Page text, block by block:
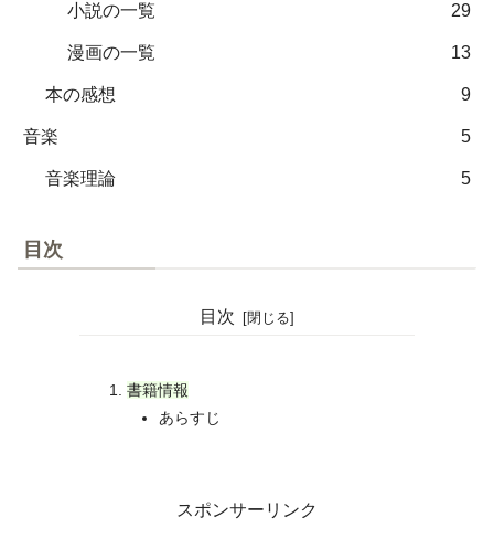
小説の一覧 29
漫画の一覧 13
本の感想 9
音楽 5
音楽理論 5
目次
目次
書籍情報
あらすじ
スポンサーリンク